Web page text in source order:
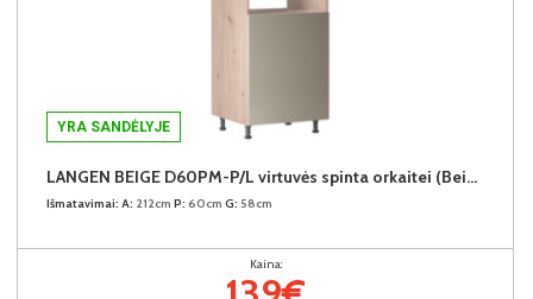
YRA SANDĖLYJE
LANGEN BEIGE D60PM-P/L virtuvės spinta orkaitei (Beige/Dab Artisan)
Išmatavimai: A: 212cm P: 60cm G: 58cm
Kaina: